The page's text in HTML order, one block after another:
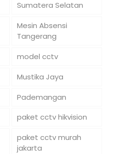
Sumatera Selatan
Mesin Absensi
Tangerang
model cctv
Mustika Jaya
Pademangan
paket cctv hikvision
paket cctv murah
jakarta